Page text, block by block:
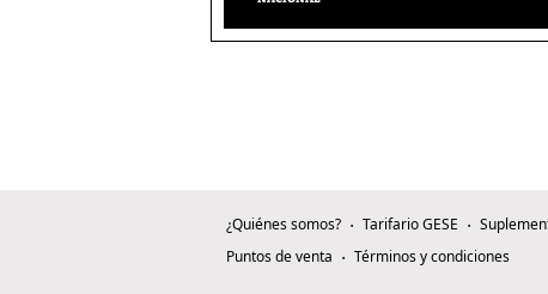
¿Quiénes somos? Tarifario GESE
Puntos de venta
Términos y condiciones